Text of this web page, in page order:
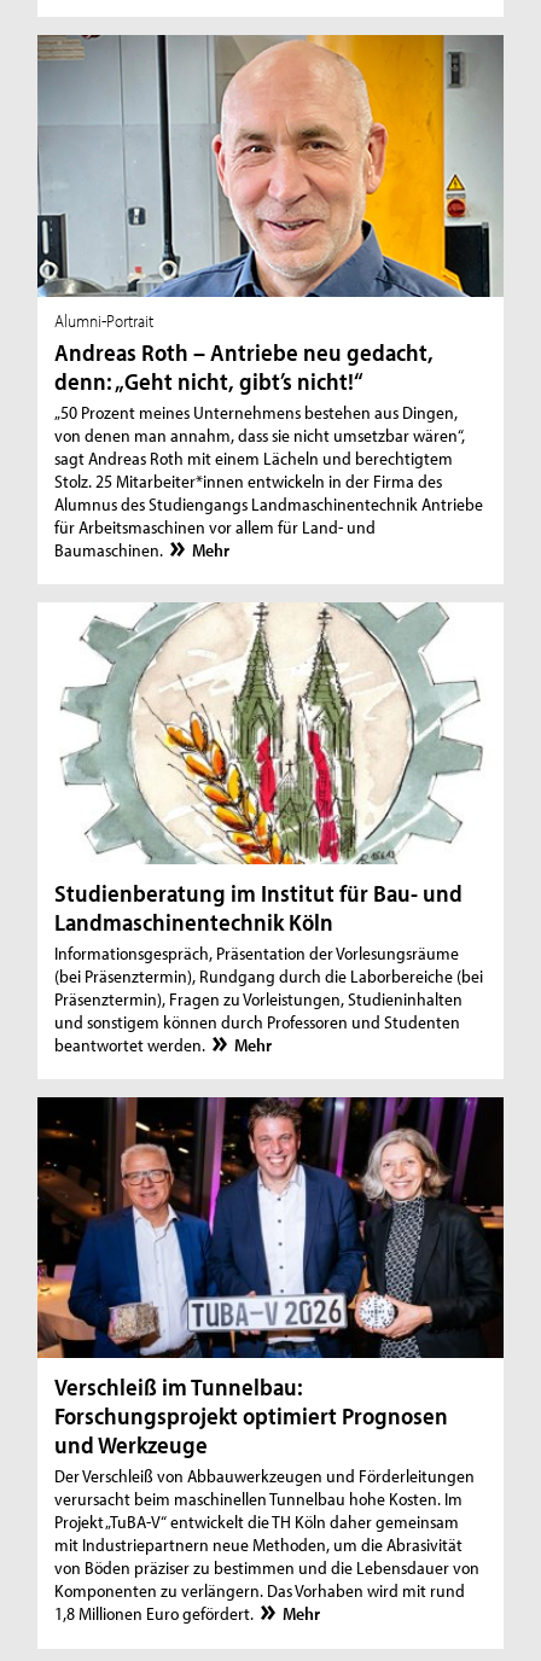
Alumni-Portrait
Andreas Roth – Antriebe neu gedacht,
denn: „Geht nicht, gibt’s nicht!“
„50 Prozent meines Unternehmens bestehen aus Dingen,
von denen man annahm, dass sie nicht umsetzbar wären“,
sagt Andreas Roth mit einem Lächeln und berechtigtem
Stolz. 25 Mitarbeiter*innen entwickeln in der Firma des
Alumnus des Studiengangs Landmaschinentechnik Antriebe
für Arbeitsmaschinen vor allem für Land- und
Baumaschinen.
Mehr
Studienberatung im Institut für Bau- und
Landmaschinentechnik Köln
Informationsgespräch, Präsentation der Vorlesungsräume
(bei Präsenztermin), Rundgang durch die Laborbereiche (bei
Präsenztermin), Fragen zu Vorleistungen, Studieninhalten
und sonstigem können durch Professoren und Studenten
beantwortet werden.
Mehr
Verschleiß im Tunnelbau:
Forschungsprojekt optimiert Prognosen
und Werkzeuge
Der Verschleiß von Abbauwerkzeugen und Förderleitungen
verursacht beim maschinellen Tunnelbau hohe Kosten. Im
Projekt „TuBA-V“ entwickelt die TH Köln daher gemeinsam
mit Industriepartnern neue Methoden, um die Abrasivität
von Böden präziser zu bestimmen und die Lebensdauer von
Komponenten zu verlängern. Das Vorhaben wird mit rund
1,8 Millionen Euro gefördert.
Mehr